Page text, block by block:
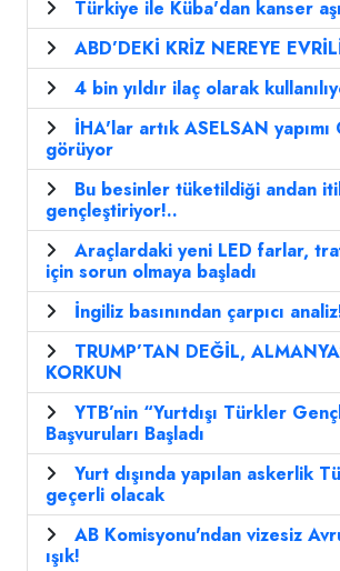
Türkiye ile Küba'dan kanser
ABD’DEKİ KRİZ NEREYE
4 bin yıldır ilaç olarak
İHA'lar artık ASELSAN yapımı
görüyor
Bu besinler tüketildiği andan
gençleştiriyor!..
Araçlardaki yeni LED farlar,
için sorun olmaya başladı
İngiliz basınından çarpıcı
TRUMP’TAN DEĞİL,
KORKUN
YTB’nin “Yurtdışı Türkler
Başvuruları Başladı
Yurt dışında yapılan askerlik
geçerli olacak
AB Komisyonu'ndan vizesiz
ışık!